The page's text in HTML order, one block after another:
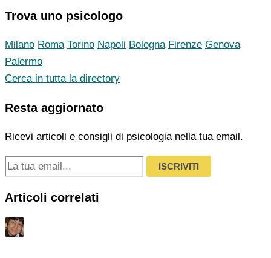
Trova uno psicologo
Milano Roma Torino Napoli Bologna Firenze Genova
Palermo
Cerca in tutta la directory
Resta aggiornato
Ricevi articoli e consigli di psicologia nella tua email.
ISCRIVITI
Articoli correlati